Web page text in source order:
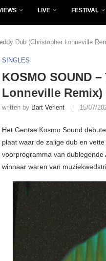
LIVE FESTIVAL
Dub (Christopher Lonneville
SINGLES
KOSMO SOUND
Lonneville
written by Bart Verlent 15/07/
Het Gentse Kosmo Sound
plaat waar de zalige dub en
voorprogramma van
winnaar waren van